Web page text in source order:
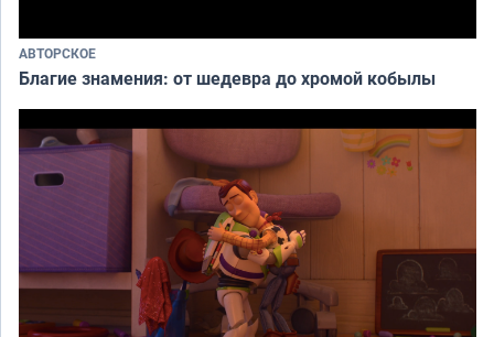
АВТОРСКОЕ
Благие знамения: от шедевра до хромой кобылы